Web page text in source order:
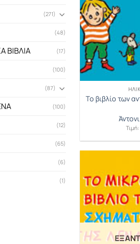
(271)
(48)
ΒΙΒΛΙΑ (17)
(100)
(87)
(100)
(12)
(65)
(6)
(1)
Το βιβλίο των
Τιμή: